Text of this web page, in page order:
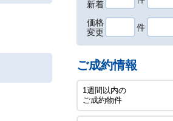
新着
価格
変更
件
ご成約情報
1週間以内の
ご成約物件